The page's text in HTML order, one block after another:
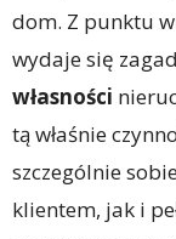
dom. Z punktu
wydaje się
własności
tą właśnie
szczególnie
klientem, jak i